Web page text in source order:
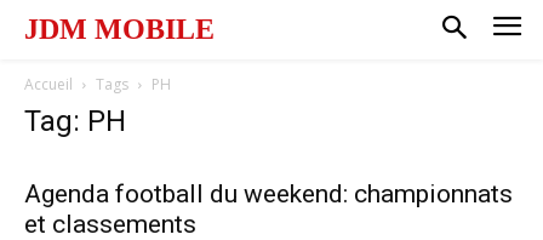
JDM MOBILE
Accueil Tags PH
Tag: PH
Agenda football du weekend: championnats
et classements